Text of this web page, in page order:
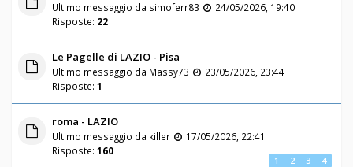
Ultimo messaggio da simoferr83
24/05/2026, 19:40
Risposte: 22
Le Pagelle di LAZIO - Pisa
Ultimo messaggio da Massy73
23/05/2026, 23:44
Risposte: 1
roma - LAZIO
Ultimo messaggio da killer
17/05/2026, 22:41
Risposte: 160
1 2 3 4